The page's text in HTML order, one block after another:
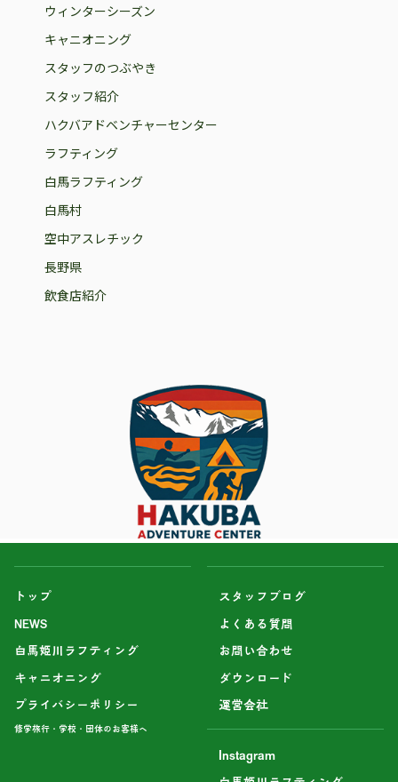
ウィンターシーズン
キャニオニング
スタッフのつぶやき
スタッフ紹介
ハクバアドベンチャーセンター
ラフティング
白馬ラフティング
白馬村
空中アスレチック
長野県
飲食店紹介
トップ
NEWS
白馬姫川ラフティング
キャニオニング
プライバシーポリシー
修学旅行・学校・団体のお客様へ
スタッフブログ
よくある質問
お問い合わせ
ダウンロード
運営会社
Instagram